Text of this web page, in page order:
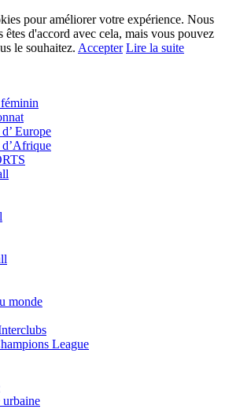
pour améliorer votre expérience. Nous
êtes d'accord avec cela, mais vous pouvez
le souhaitez. Accepter Lire la suite
Europe
monde
League